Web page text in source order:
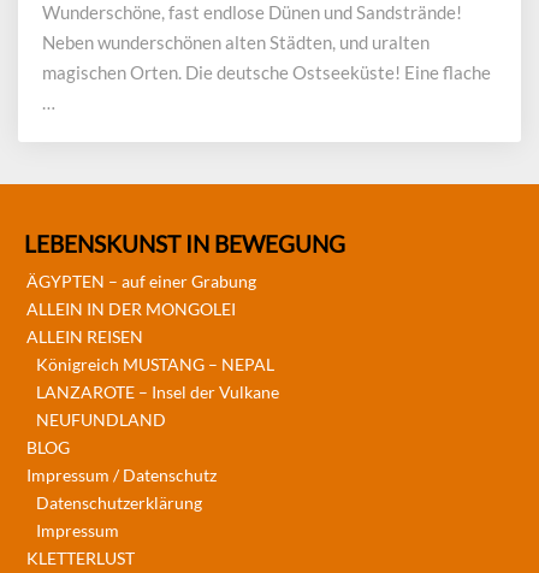
Wunderschöne, fast endlose Dünen und Sandstrände!
Neben wunderschönen alten Städten, und uralten
magischen Orten. Die deutsche Ostseeküste! Eine flache
…
LEBENSKUNST IN BEWEGUNG
ÄGYPTEN – auf einer Grabung
ALLEIN IN DER MONGOLEI
ALLEIN REISEN
Königreich MUSTANG – NEPAL
LANZAROTE – Insel der Vulkane
NEUFUNDLAND
BLOG
Impressum / Datenschutz
Datenschutzerklärung
Impressum
KLETTERLUST